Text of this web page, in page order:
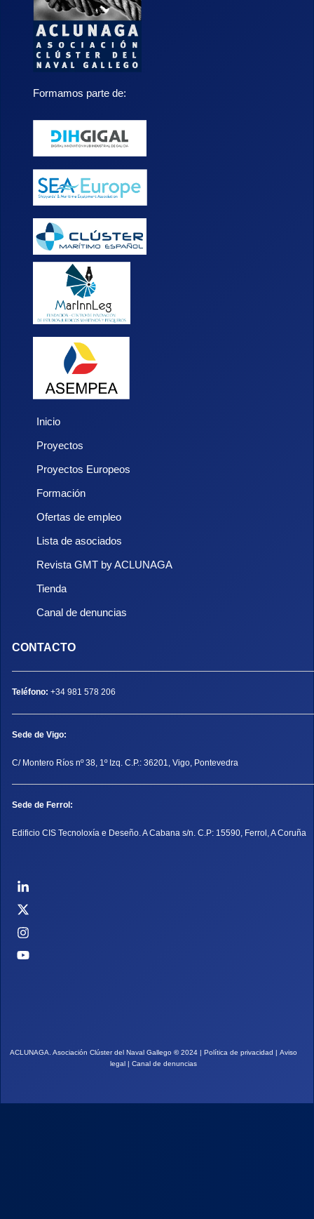
Formamos parte de:
Inicio
Proyectos
Proyectos Europeos
Formación
Ofertas de empleo
Lista de asociados
Revista GMT by ACLUNAGA
Tienda
Canal de denuncias
CONTACTO
Teléfono: +34 981 578 206
Sede de Vigo:
C/ Montero Ríos nº 38, 1º Izq. C.P.: 36201, Vigo, Pontevedra
Sede de Ferrol:
Edificio CIS Tecnoloxía e Deseño. A Cabana s/n. C.P: 15590, Ferrol, A Coruña
ACLUNAGA. Asociación Clúster del Naval Gallego ©2024 | Política de privacidad | Aviso
legal | Canal de denuncias